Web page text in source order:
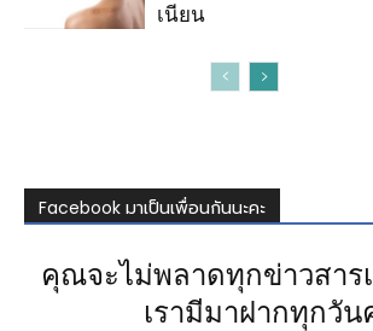
เนียน
Facebook มาเป็นเพื่อนกันนะคะ
คุณจะไม่พลาดทุกข่าวสาร
เรามีมาฝากทุกวัน